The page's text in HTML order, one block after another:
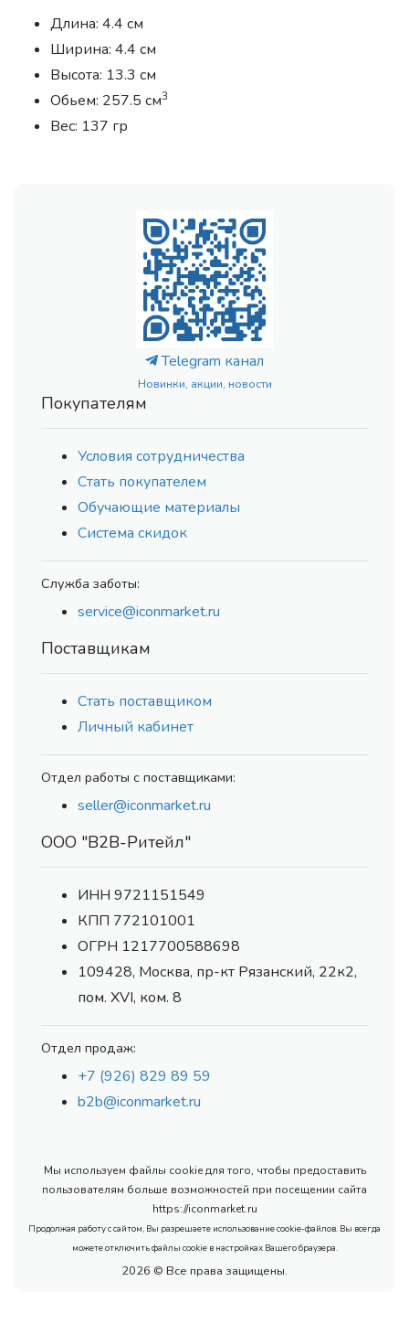
Длина: 4.4 см
Ширина: 4.4 см
Высота: 13.3 см
Обьем: 257.5 см3
Вес: 137 гр
Telegram канал
Новинки, акции, новости
Покупателям
Условия сотрудничества
Стать покупателем
Обучающие материалы
Система скидок
Служба заботы:
service@iconmarket.ru
Поставщикам
Стать поставщиком
Личный кабинет
Отдел работы с поставщиками:
seller@iconmarket.ru
ООО "В2В-Ритейл"
ИНН 9721151549
КПП 772101001
ОГРН 1217700588698
109428, Москва, пр-кт Рязанский, 22к2,
пом. XVI, ком. 8
Отдел продаж:
+7 (926) 829 89 59
b2b@iconmarket.ru
Мы используем файлы cookie для того, чтобы предоставить
пользователям больше возможностей при посещении сайта
https://iconmarket.ru
Продолжая работу с сайтом, Вы разрешаете использование cookie-файлов. Вы всегда
можете отключить файлы cookie в настройках Вашего браузера.
2026 © Все права защищены.